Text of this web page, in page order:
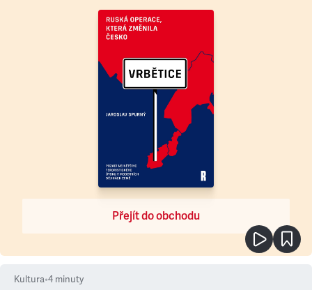
Přejít do obchodu
Kultura•4 minuty